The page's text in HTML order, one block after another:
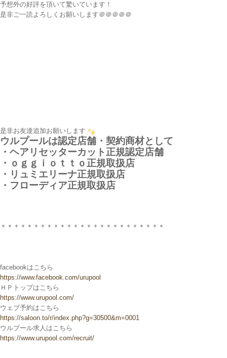
予想外の好評を頂いて驚いています！
是非ご一読よろしくお願いします＠＠＠＠＠
是非お友達追加お願いします
ウルプールは認定店舗・契約商材として
・ヘアリセッターカット正規認定店舗
・ｏｇｇｉｏｔｔｏ正規取扱店
・リュミエリーナ正規取扱店
・フローディア正規取扱店
＊＊＊＊＊＊＊＊＊＊＊＊＊＊＊＊＊＊＊＊＊＊＊＊＊
facebookはこちら
https://www.facebook.com/urupool
ＨＰトップはこちら
https://www.urupool.com/
ウェブ予約はこちら
https://saloon.to/r/index.php?g=30500&m=0001
ウルプール求人はこちら
https://www.urupool.com/recruit/